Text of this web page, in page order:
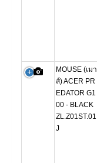
MOUSE (เมา
ส์) ACER PR
EDATOR G1
00 - BLACK
ZL.Z01ST.01
J